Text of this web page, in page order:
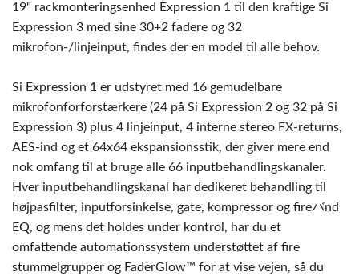
19" rackmonteringsenhed Expression 1 til den kraftige Si
Expression 3 med sine 30+2 fadere og 32
mikrofon-/linjeinput, findes der en model til alle behov.
Si Expression 1 er udstyret med 16 gemudelbare
mikrofonforforstærkere (24 på Si Expression 2 og 32 på Si
Expression 3) plus 4 linjeinput, 4 interne stereo FX-returns,
AES-ind og et 64x64 ekspansionsstik, der giver mere end
nok omfang til at bruge alle 66 inputbehandlingskanaler.
Hver inputbehandlingskanal har dedikeret behandling til
højpasfilter, inputforsinkelse, gate, kompressor og fireバnd
EQ, og mens det holdes under kontrol, har du et
omfattende automationssystem understøttet af fire
stummelgrupper og FaderGlow™ for at vise vejen, så du